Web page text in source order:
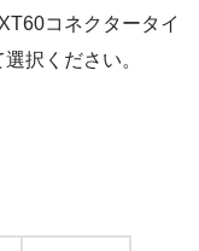
コネクタータイ
択ください。